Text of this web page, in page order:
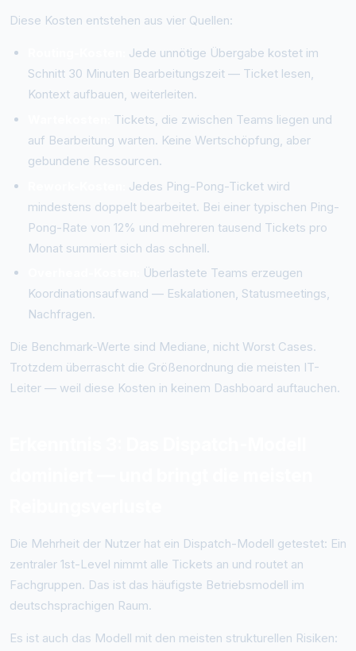
Diese Kosten entstehen aus vier Quellen:
Jede unnötige Übergabe kostet im
Schnitt 30 Minuten Bearbeitungszeit — Ticket lesen,
Kontext aufbauen, weiterleiten.
Tickets, die zwischen Teams liegen und
auf Bearbeitung warten. Keine Wertschöpfung, aber
gebundene Ressourcen.
Jedes Ping-Pong-Ticket wird
mindestens doppelt bearbeitet. Bei einer typischen Ping-
Pong-Rate von 12% und mehreren tausend Tickets pro
Monat summiert sich das schnell.
Überlastete Teams erzeugen
Koordinationsaufwand — Eskalationen, Statusmeetings,
Nachfragen.
Die Benchmark-Werte sind Mediane, nicht Worst Cases.
Trotzdem überrascht die Größenordnung die meisten IT-
Leiter — weil diese Kosten in keinem Dashboard auftauchen.
Die Mehrheit der Nutzer hat ein Dispatch-Modell getestet: Ein
zentraler 1st-Level nimmt alle Tickets an und routet an
Fachgruppen. Das ist das häufigste Betriebsmodell im
deutschsprachigen Raum.
Es ist auch das Modell mit den meisten strukturellen Risiken: